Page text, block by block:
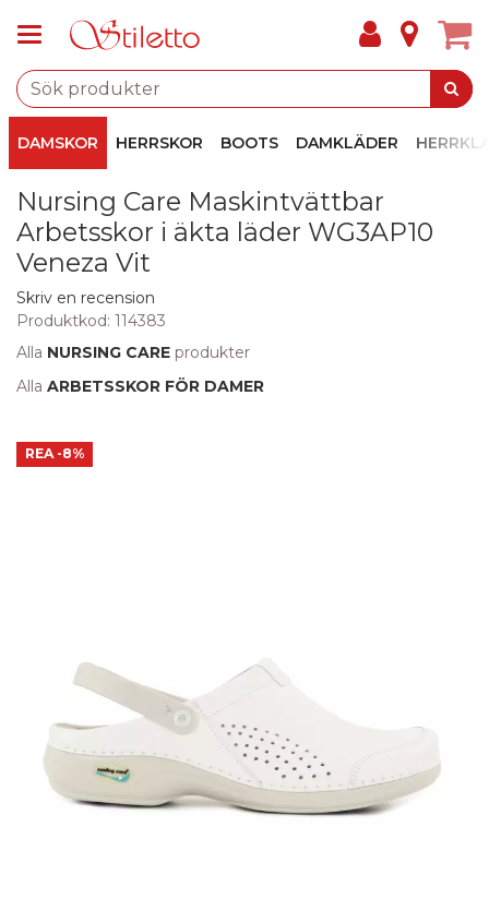
DAMSKOR HERRSKOR BOOTS DAMKLÄDER
Nursing Care Maskintvättbar
Arbetsskor i äkta läder WG3AP10
Veneza Vit
Skriv en recension
Produktkod: 114383
Alla NURSING CARE produkter
Alla ARBETSSKOR FÖR DAMER
REA -8%